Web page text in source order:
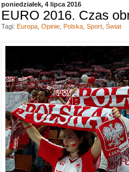
poniedziałek, 4 lipca 2016
EURO 2016. Czas
Tagi: Europa, Opinie, Polska, Sport, Świat